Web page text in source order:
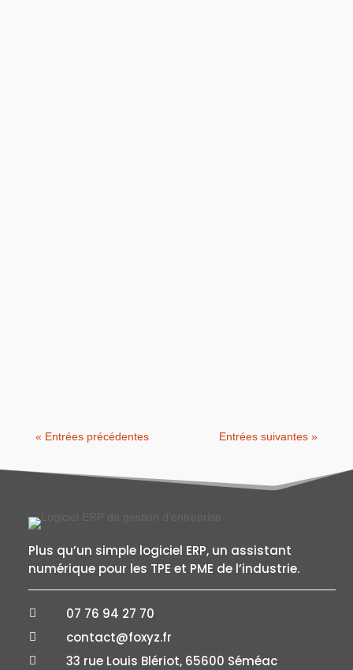
« Entrées précédentes Entrées suivantes »
Plus qu’un simple logiciel ERP, un assistant
numérique pour les TPE et PME de l’industrie.
 07 76 94 27 70
 contact@foxyz.fr
 33 rue Louis Blériot, 65600 Séméac